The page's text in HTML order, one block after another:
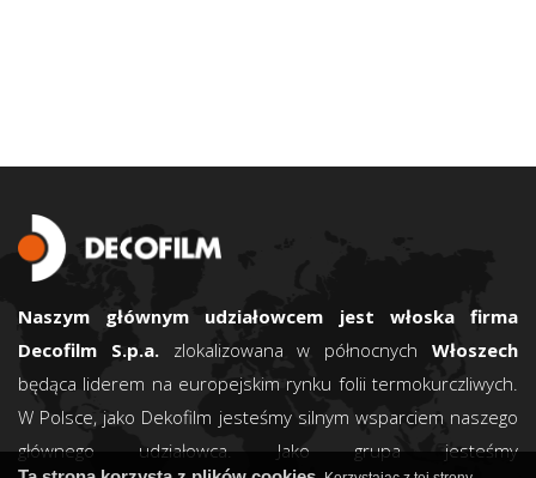
Naszym głównym udziałowcem jest włoska firma
Decofilm S.p.a.zlokalizowana w północnychWłoszech
będąca liderem na europejskim rynku folii termokurczliwych.
W Polsce, jako Dekofilm jesteśmy silnym wsparciem naszego
głównego udziałowca. Jako grupa jesteśmy